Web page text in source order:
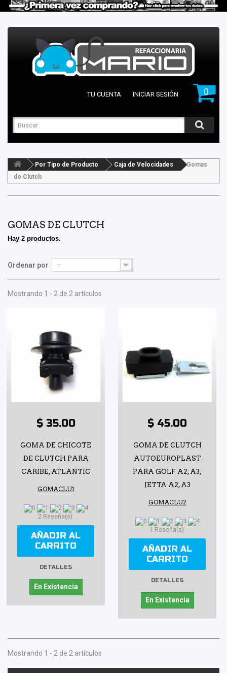
0
TU CUENTA INICIAR SESIÓN
Por Tipo de Producto Caja de Velocidades
Gomas
de Clutch
GOMAS DE CLUTCH
Hay 2 productos.
Ordenar por --
Mostrando 1 - 2 de 2 artículos
$ 35.00
GOMA DE CHICOTE
DE CLUTCH PARA
CARIBE, ATLANTIC
GOMACLU1
2 Reseña(s)
AÑADIR AL
CARRITO
DETALLES
En Existencia
$ 45.00
GOMA DE CLUTCH
AUTOEUROPLAST
PARA GOLF A2, A3,
JETTA A2, A3
GOMACLU2
1 Reseña(s)
AÑADIR AL
CARRITO
DETALLES
En Existencia
Mostrando 1 - 2 de 2 artículos